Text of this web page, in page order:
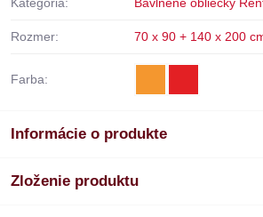
Kategória: Bavlnené obliečky
Rozmer: 70 x 90 + 140 x 200
Farba:
Informácie o produkte
Zloženie produktu